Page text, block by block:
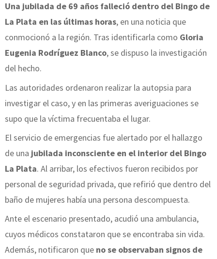
Una jubilada de 69 años falleció dentro del Bingo de
La Plata en las últimas horas, en una noticia que
conmocionó a la región. Tras identificarla como Gloria
Eugenia Rodríguez Blanco, se dispuso la investigación
del hecho.
Las autoridades ordenaron realizar la autopsia para
investigar el caso, y en las primeras averiguaciones se
supo que la víctima frecuentaba el lugar.
El servicio de emergencias fue alertado por el hallazgo
de una jubilada inconsciente en el interior del Bingo
La Plata. Al arribar, los efectivos fueron recibidos por
personal de seguridad privada, que refirió que dentro del
baño de mujeres había una persona descompuesta.
Ante el escenario presentado, acudió una ambulancia,
cuyos médicos constataron que se encontraba sin vida.
Además, notificaron que no se observaban signos de